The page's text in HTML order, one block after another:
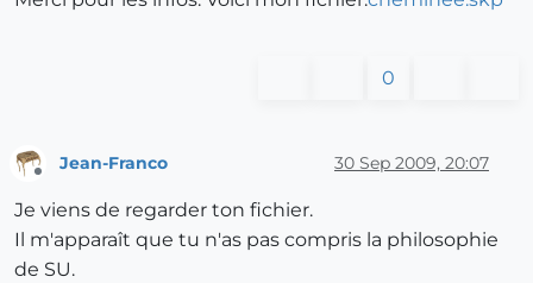
0
Jean-Franco 30 Sep 2009, 20:07
Je viens de regarder ton fichier.
Il m'apparaît que tu n'as pas compris la philosophie
de SU.